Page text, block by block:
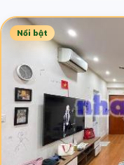
Nổi bật